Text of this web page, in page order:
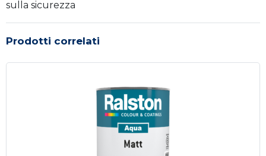
sulla sicurezza
Prodotti correlati